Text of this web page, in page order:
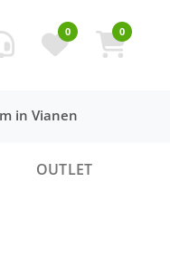
0 0
in Vianen
OUTLET